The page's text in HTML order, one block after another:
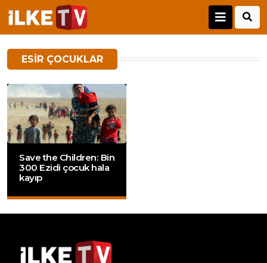
ESIR ÇOCUKLAR
Save the Children: Bin
300 Ezidi çocuk hala
kayıp